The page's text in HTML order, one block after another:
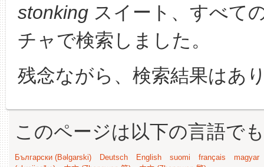
stonking スイート、すべて
チャで検索しました。
残念ながら、検索結果はあ
このページは以下の言語で
Български (Bəlgarski) Deutsch English suomi français
magyar